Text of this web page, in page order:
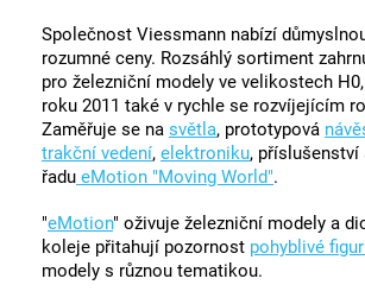
Společnost Viessmann nabízí
rozumné ceny. Rozsáhlý sortiment
pro železniční modely ve velikostech H0,
roku 2011 také v rychle se rozvíjejícím
Zaměřuje se na světla, prototypová
trakční vedení, elektroniku, příslušenství
řadu eMotion "Moving World".
"eMotion" oživuje železniční modely a
koleje přitahují pozornost pohyblivé
modely s různou tematikou.